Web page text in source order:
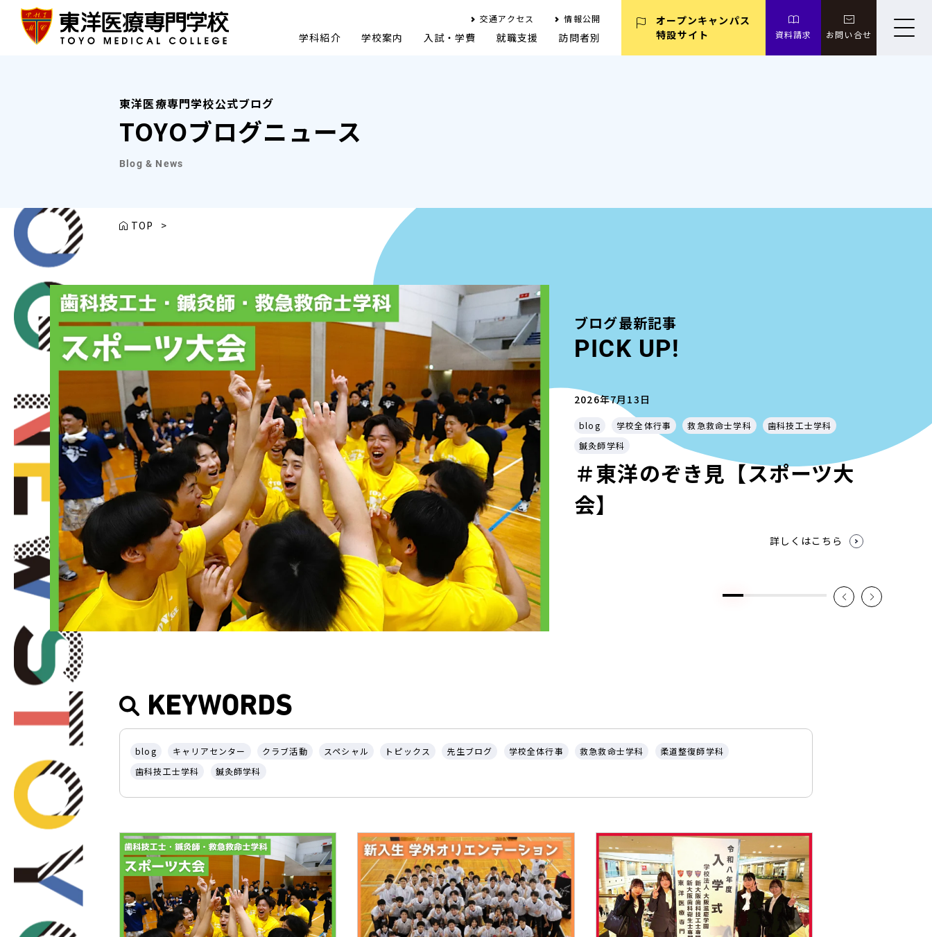
交通アクセス 情報公開
学科紹介 学校案内 入試・学費 就職支援 訪問者別
オープンキャンパス
特設サイト
資料請求 お問い合せ
東洋医療専門学校公式ブログ
TOYOブログニュース
Blog & News
TOP >
ブログ最新記事
PICK UP!
2026年7月13日
blog 学校全体行事 救急救命士学科
歯科技工士学科
鍼灸師学科
＃東洋のぞき見【スポーツ大
会】
詳しくはこちら
KEYWORDS
blog キャリアセンター クラブ活動 スペシャル トピックス 先生ブログ 学校全体行事 救急救命士学科
柔道整復師学科
歯科技工士学科
鍼灸師学科